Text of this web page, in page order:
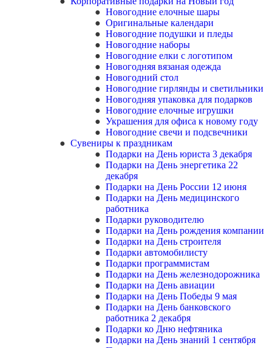
Новогодние елочные шары
Оригинальные календари
Новогодние подушки и пледы
Новогодние наборы
Новогодние елки с логотипом
Новогодняя вязаная одежда
Новогодний стол
Новогодние гирлянды и светильники
Новогодняя упаковка для подарков
Новогодние елочные игрушки
Украшения для офиса к новому году
Новогодние свечи и подсвечники
Сувениры к праздникам
Подарки на День юриста 3 декабря
Подарки на День энергетика 22
декабря
Подарки на День России 12 июня
Подарки на День медицинского
работника
Подарки руководителю
Подарки на День рождения компании
Подарки на День строителя
Подарки автомобилисту
Подарки программистам
Подарки на День железнодорожника
Подарки на День авиации
Подарки на День Победы 9 мая
Подарки на День банковского
работника 2 декабря
Подарки ко Дню нефтяника
Подарки на День знаний 1 сентября